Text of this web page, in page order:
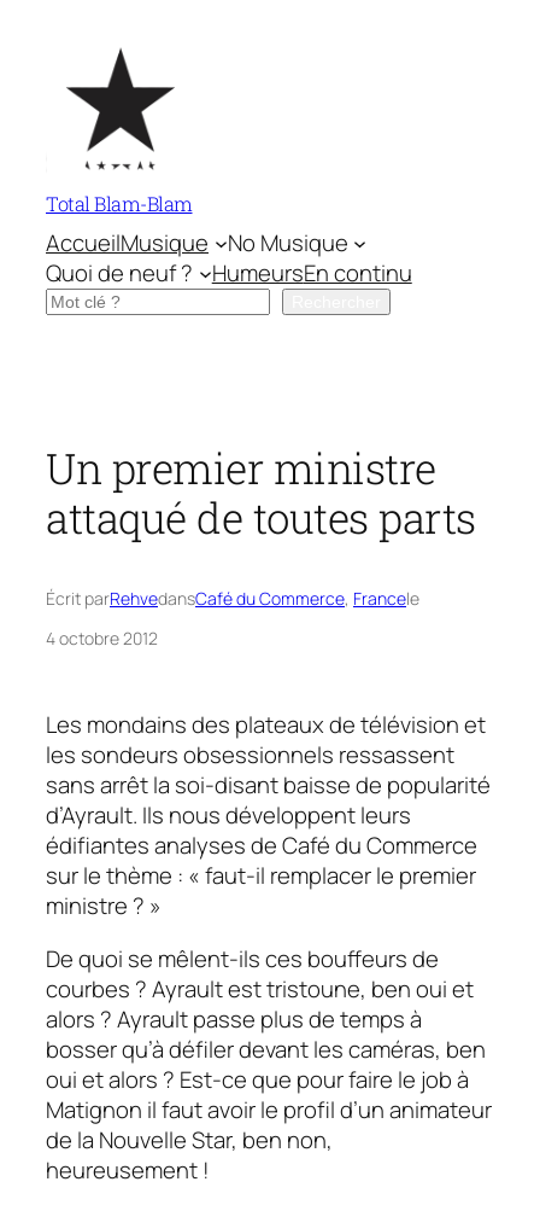
contenu
Total Blam-Blam
AccueilMusique
No Musique
Quoi de neuf ?
HumeursEn continu
Rechercher
Un premier ministre
attaqué de toutes parts
Écrit parRehvedansCafé du Commerce, Francele
4 octobre 2012
Les mondains des plateaux de télévision et
les sondeurs obsessionnels ressassent
sans arrêt la soi-disant baisse de popularité
d’Ayrault. Ils nous développent leurs
édifiantes analyses de Café du Commerce
sur le thème : « faut-il remplacer le premier
ministre ? »
De quoi se mêlent-ils ces bouffeurs de
courbes ? Ayrault est tristoune, ben oui et
alors ? Ayrault passe plus de temps à
bosser qu’à défiler devant les caméras, ben
oui et alors ? Est-ce que pour faire le job à
Matignon il faut avoir le profil d’un animateur
de la NouvelleStar, ben non,
heureusement !